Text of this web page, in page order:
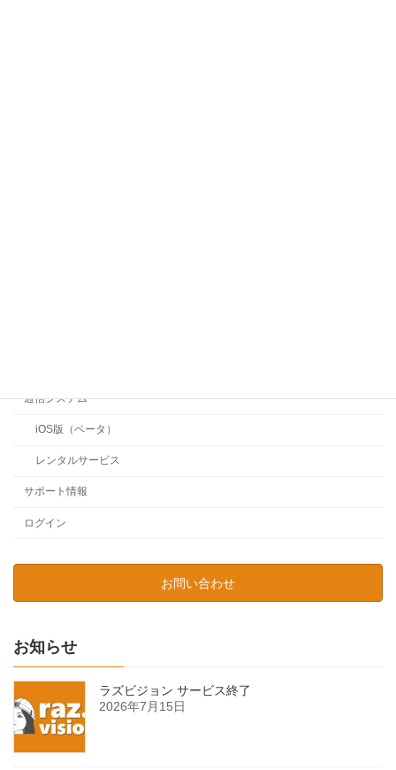
通信システム
iOS版（ベータ）
レンタルサービス
サポート情報
ログイン
お問い合わせ
お知らせ
ラズビジョン サービス終了
2026年7月15日